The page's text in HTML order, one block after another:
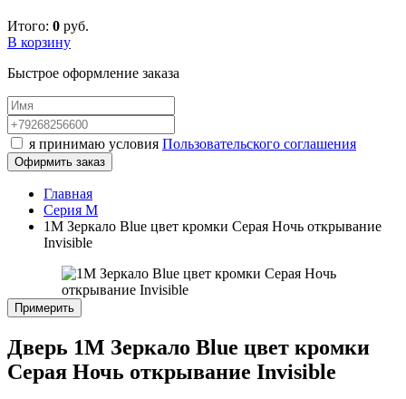
Итого: 0 руб.
В корзину
Быстрое оформление заказа
я принимаю условия Пользовательского соглашения
Офирмить заказ
Главная
Серия M
1M Зеркало Blue цвет кромки Серая Ночь открывание
Invisible
Примерить
Дверь 1M Зеркало Blue цвет кромки
Серая Ночь открывание Invisible